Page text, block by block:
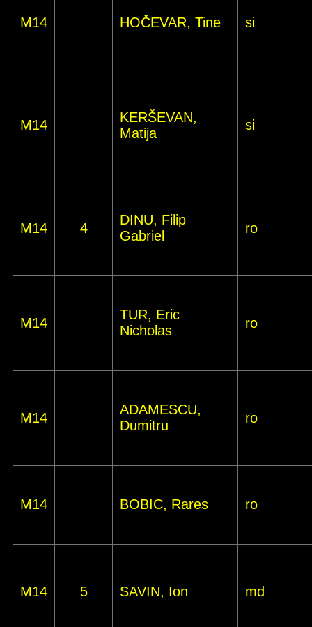
M14 HOČEVAR, Tine si
M14
KERŠEVAN,
Matija
si
M14 4
DINU, Filip
Gabriel
ro
M14
TUR, Eric
Nicholas
ro
M14
ADAMESCU,
Dumitru
ro
M14 BOBIC, Rares ro
M14 5 SAVIN, Ion md